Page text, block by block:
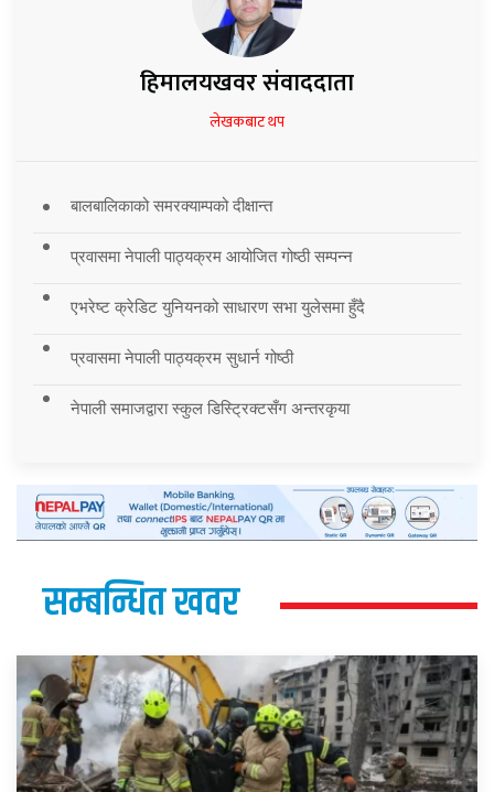
हिमालयखवर संवाददाता
लेखकबाट थप
बालबालिकाको समरक्याम्पको दीक्षान्त
प्रवासमा नेपाली पाठ्यक्रम आयोजित गोष्ठी सम्पन्न
एभरेष्ट क्रेडिट युनियनको साधारण सभा युलेसमा हुँदै
प्रवासमा नेपाली पाठ्यक्रम सुधार्न गोष्ठी
नेपाली समाजद्वारा स्कुल डिस्ट्रिक्टसँग अन्तरकृया
सम्बन्धित खवर